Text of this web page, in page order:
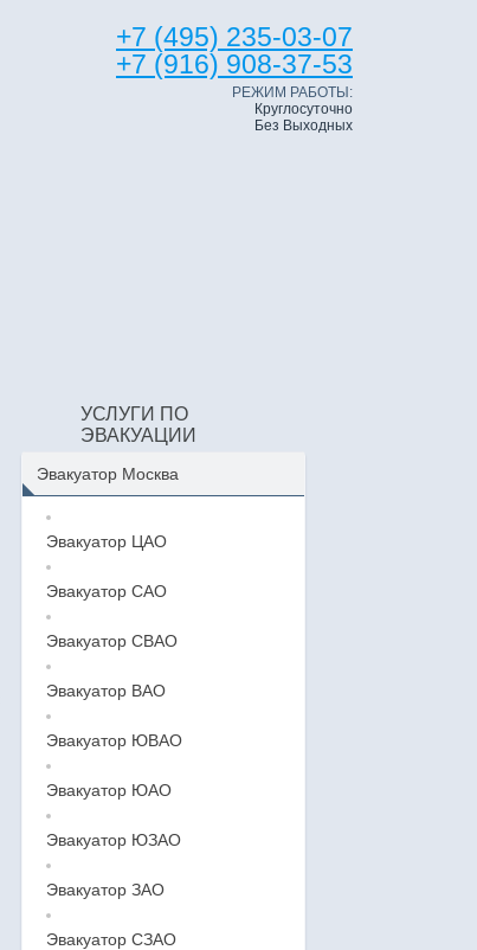
+7 (495) 235-03-07
+7 (916) 908-37-53
РЕЖИМ РАБОТЫ:
Круглосуточно
Без Выходных
УСЛУГИ ПО
ЭВАКУАЦИИ
Эвакуатор Москва
Эвакуатор ЦАО
Эвакуатор САО
Эвакуатор СВАО
Эвакуатор ВАО
Эвакуатор ЮВАО
Эвакуатор ЮАО
Эвакуатор ЮЗАО
Эвакуатор ЗАО
Эвакуатор СЗАО